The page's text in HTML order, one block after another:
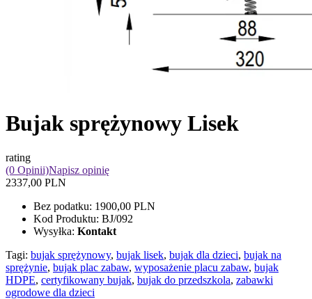
Bujak sprężynowy Lisek
rating
(0 Opinii)Napisz opinię
2337,00 PLN
Bez podatku: 1900,00 PLN
Kod Produktu: BJ/092
Wysyłka: Kontakt
Tagi: bujak sprężynowy, bujak lisek, bujak dla dzieci, bujak na
sprężynie, bujak plac zabaw, wyposażenie placu zabaw, bujak
HDPE, certyfikowany bujak, bujak do przedszkola, zabawki
ogrodowe dla dzieci